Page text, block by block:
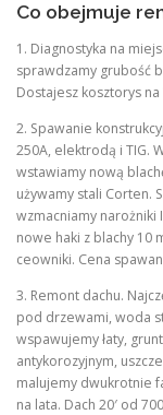
Co obejmuje
1. Diagnostyka na
sprawdzamy grubość
Dostajesz kosztorys
2. Spawanie
250A, elektrodą i TIG.
wstawiamy nową
używamy stali Corten.
wzmacniamy narożniki
nowe haki z blachy 10
ceowniki. Cena
3. Remont dachu.
pod drzewami, woda
wspawujemy łaty,
antykorozyjnym,
malujemy dwukrotnie
na lata. Dach 20′ od